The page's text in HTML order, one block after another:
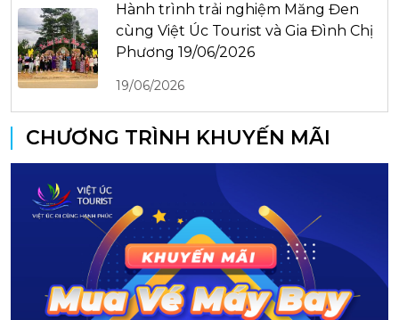
Hành trình trải nghiệm Măng Đen
cùng Việt Úc Tourist và Gia Đình Chị
Phương 19/06/2026
19/06/2026
CHƯƠNG TRÌNH KHUYẾN MÃI